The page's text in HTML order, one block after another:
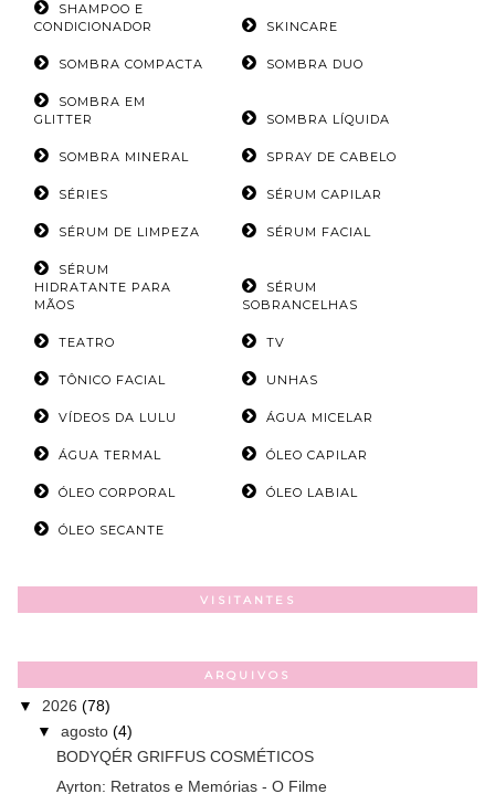
SHAMPOO E
CONDICIONADOR
SKINCARE
SOMBRA COMPACTA SOMBRA DUO
SOMBRA EM
GLITTER
SOMBRA LÍQUIDA
SOMBRA MINERAL SPRAY DE CABELO
SÉRIES SÉRUM CAPILAR
SÉRUM DE LIMPEZA SÉRUM FACIAL
SÉRUM
HIDRATANTE PARA
MÃOS
SÉRUM
SOBRANCELHAS
TEATRO TV
TÔNICO FACIAL UNHAS
VÍDEOS DA LULU ÁGUA MICELAR
ÁGUA TERMAL ÓLEO CAPILAR
ÓLEO CORPORAL ÓLEO LABIAL
ÓLEO SECANTE
VISITANTES
ARQUIVOS
▼ 2026 (78)
▼ agosto (4)
BODYQÉR GRIFFUS COSMÉTICOS
Ayrton: Retratos e Memórias - O Filme